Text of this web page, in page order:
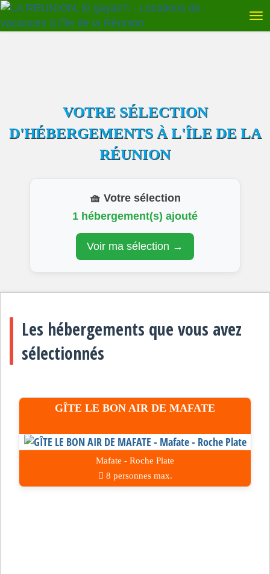
VOTRE SÉLECTION
D'HÉBERGEMENTS À L'ÎLE DE LA
RÉUNION
🧺 Votre sélection
1 hébergement(s) ajouté
Voir ma sélection →
Les hébergements que vous avez
sélectionnés
GÎTE LE BON AIR DE MAFATE
Mafate - Roche Plate
8 personnes max.